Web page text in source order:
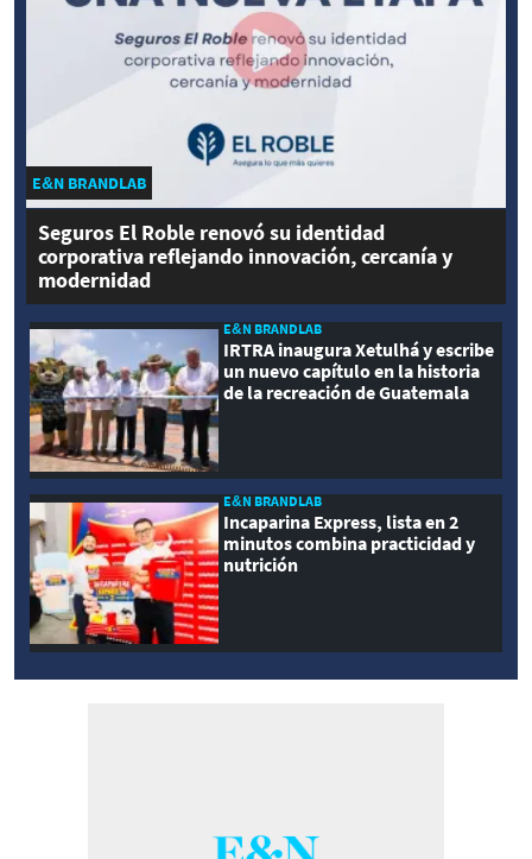
E&N BRANDLAB
Seguros El Roble renovó su identidad
corporativa reflejando innovación, cercanía y
modernidad
E&N BRANDLAB
IRTRA inaugura Xetulhá y escribe
un nuevo capítulo en la historia
de la recreación de Guatemala
E&N BRANDLAB
Incaparina Express, lista en 2
minutos combina practicidad y
nutrición